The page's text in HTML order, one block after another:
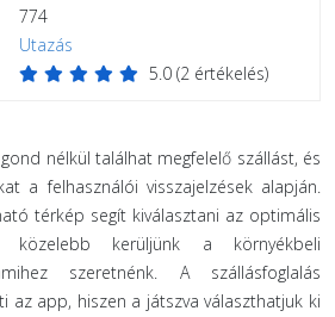
774
Utazás
5.0 (2 értékelés)
nélkül találhat megfelelő szállást, és
a felhasználói visszajelzések alapján.
térkép segít kiválasztani az optimális
közelebb kerüljünk a környékbeli
szeretnénk. A szállásfoglalás
az app, hiszen a játszva választhatjuk ki